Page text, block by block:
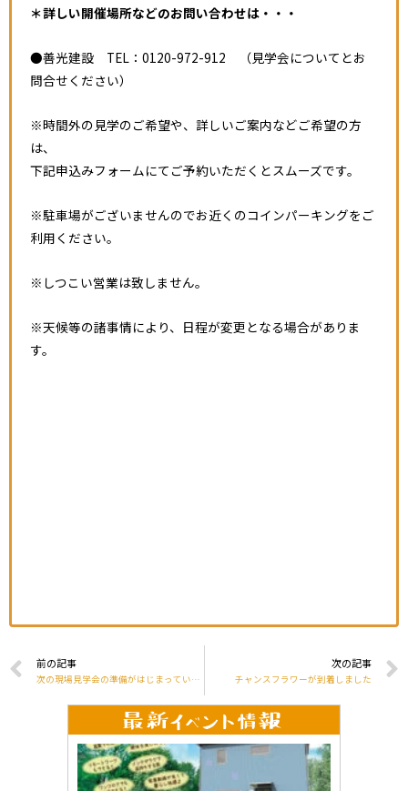
＊詳しい開催場所などのお問い合わせは・・・
●善光建設 TEL：0120-972-912 （見学会についてとお
問合せください）
※時間外の見学のご希望や、詳しいご案内などご希望の方
は、
下記申込みフォームにてご予約いただくとスムーズです。
※駐車場がございませんのでお近くのコインパーキングをご
利用ください。
※しつこい営業は致しません。
※天候等の諸事情により、日程が変更となる場合がありま
す。
前の記事
次の現場見学会の準備がはじまっています
次の記事
チャンスフラワーが到着しました